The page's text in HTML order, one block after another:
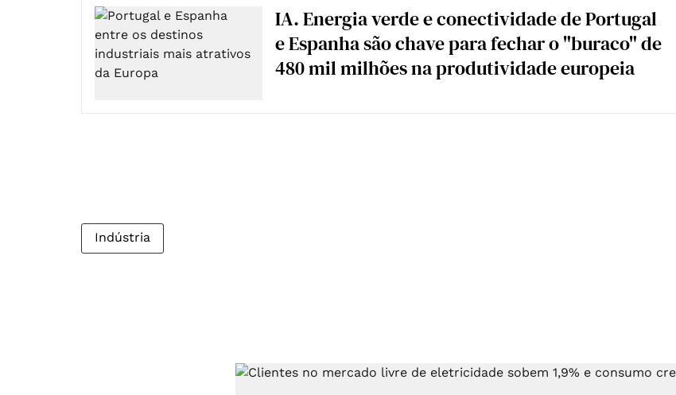
IA. Energia verde e conectividade de Portugal
e Espanha são chave para fechar o "buraco" de
480 mil milhões na produtividade europeia
Indústria